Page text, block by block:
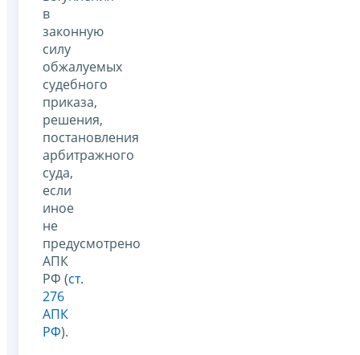
в
законную
силу
обжалуемых
судебного
приказа,
решения,
постановления
арбитражного
суда,
если
иное
не
предусмотрено
АПК
РФ (ст.
276
АПК
РФ).